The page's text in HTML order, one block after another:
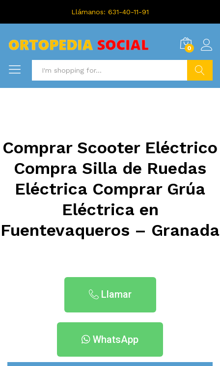
Llámanos: 631-40-11-91
0
Comprar Scooter Eléctrico
Compra Silla de Ruedas
Eléctrica Comprar Grúa
Eléctrica en
Fuentevaqueros – Granada
Llamar
WhatsApp